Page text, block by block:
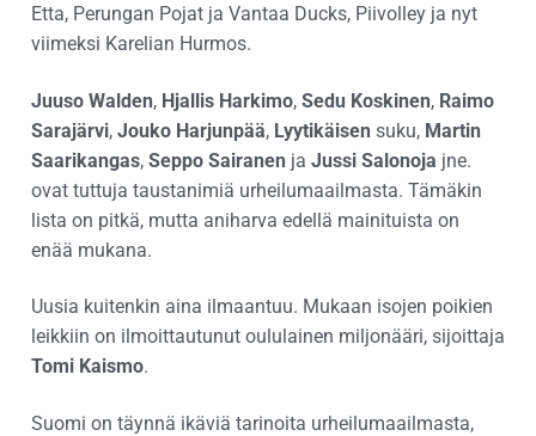
Etta, Perungan Pojat ja Vantaa Ducks, Piivolley ja nyt
viimeksi Karelian Hurmos.
Juuso Walden, Hjallis Harkimo, Sedu Koskinen, Raimo
Sarajärvi, Jouko Harjunpää, Lyytikäisen suku, Martin
Saarikangas, Seppo Sairanen ja Jussi Salonoja jne.
ovat tuttuja taustanimiä urheilumaailmasta. Tämäkin
lista on pitkä, mutta aniharva edellä mainituista on
enää mukana.
Uusia kuitenkin aina ilmaantuu. Mukaan isojen poikien
leikkiin on ilmoittautunut oululainen miljonääri, sijoittaja
Tomi Kaismo.
Suomi on täynnä ikäviä tarinoita urheilumaailmasta,